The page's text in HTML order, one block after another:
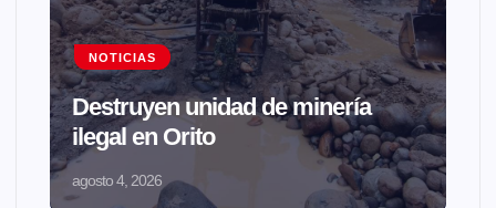
NOTICIAS
Destruyen unidad de minería
ilegal en Orito
agosto 4, 2026